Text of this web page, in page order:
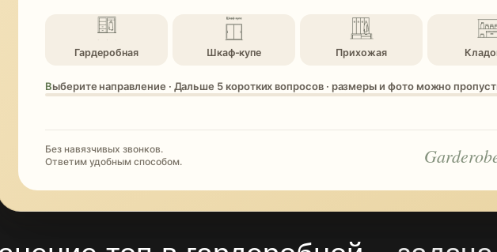
Гардеробная Шкаф-купе Прихожая
Выберите направление · Дальше 5 коротких вопросов · размеры и фото можно
Без навязчивых звонков.
Ответим удобным способом.